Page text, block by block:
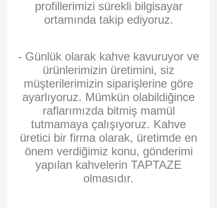
profillerimizi sürekli bilgisayar
ortamında takip ediyoruz.
- Günlük olarak kahve kavuruyor ve
ürünlerimizin üretimini, siz
müşterilerimizin siparişlerine göre
ayarlıyoruz. Mümkün olabildiğince
raflarımızda bitmiş mamül
tutmamaya çalışıyoruz. Kahve
üretici bir firma olarak, üretimde en
önem verdiğimiz konu, gönderimi
yapılan kahvelerin TAPTAZE
olmasıdır.